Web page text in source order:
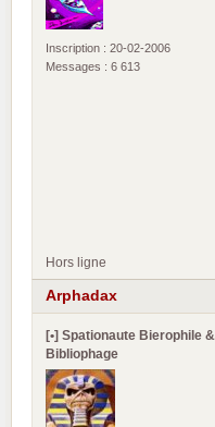
Inscription : 20-02-2006
Messages : 6 613
Hors ligne
Arphadax
[•] Spationaute Bierophile &
Bibliophage